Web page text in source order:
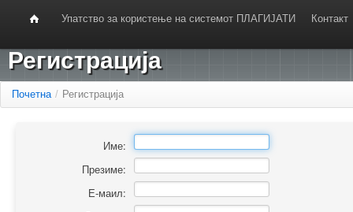
Упатство за користење на системот ПЛАГИЈАТИ Контакт
Регистрација
Почетна / Регистрација
Име:
Презиме:
Е-маил: